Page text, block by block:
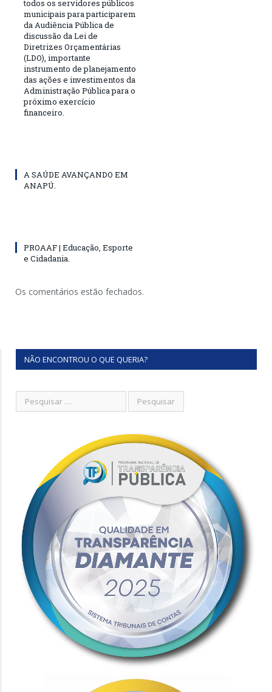
todos os servidores públicos
municipais para participarem
da Audiência Pública de
discussão da Lei de
Diretrizes Orçamentárias
(LDO), importante
instrumento de planejamento
das ações e investimentos da
Administração Pública para o
próximo exercício
financeiro.
A SAÚDE AVANÇANDO EM
ANAPÚ.
PROAAF | Educação, Esporte
e Cidadania.
Os comentários estão fechados.
NÃO ENCONTROU O QUE QUERIA?